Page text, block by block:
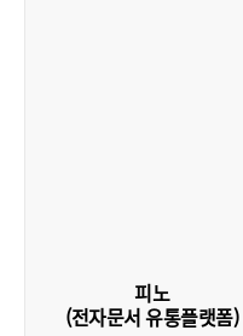
피노
(전자문서 유통플랫폼)